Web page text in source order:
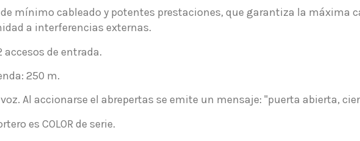
mínimo cableado y potentes prestaciones, que garantiza la máxima
a interferencias externas.
de entrada.
250 m.
Al accionarse el abrepertas se emite un mensaje: "puerta abierta,
es COLOR de serie.